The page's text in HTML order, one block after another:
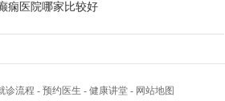
痫医院哪家比较好
诊流程 - 预约医生 - 健康讲堂 - 网站地图